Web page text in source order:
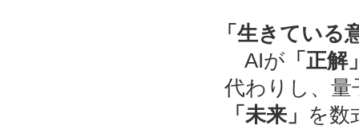
「生きてい
AIが 「正解
代わりし、
「未来」 を数